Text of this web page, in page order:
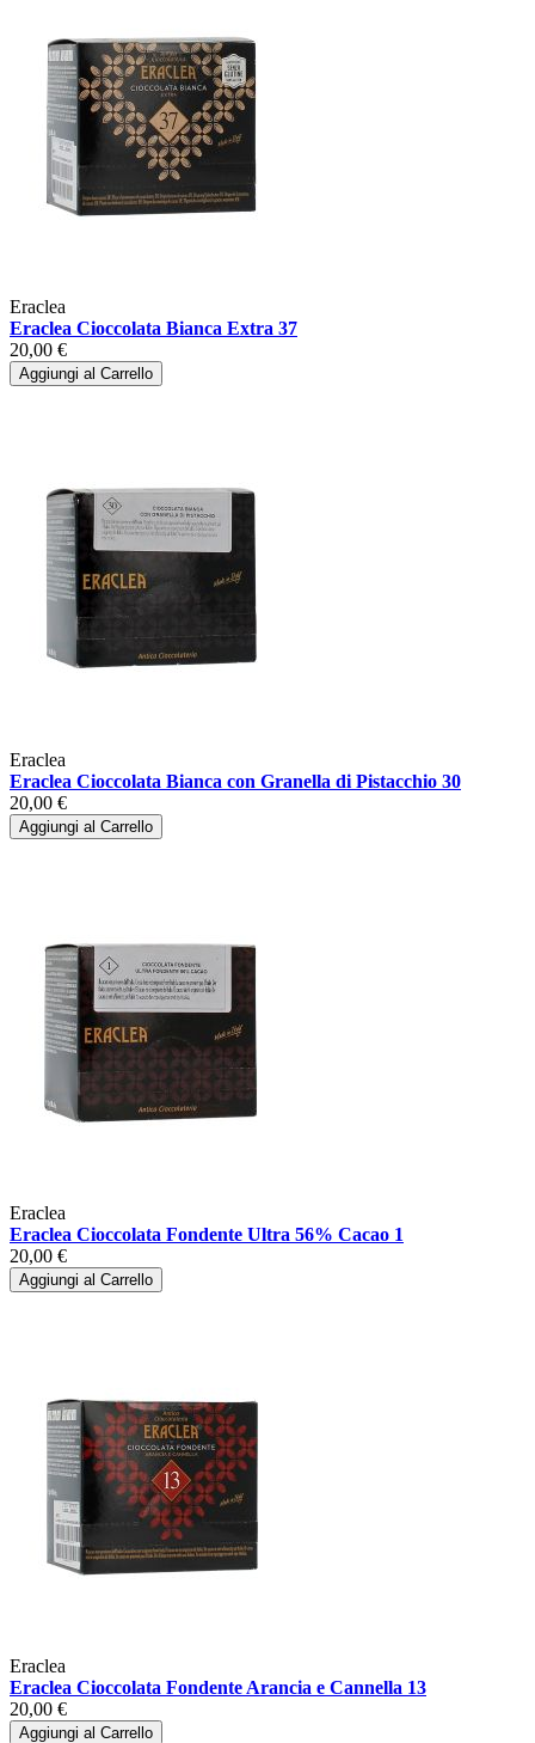
Eraclea
Eraclea Cioccolata Bianca Extra 37
20,00 €
Aggiungi al Carrello
Eraclea
Eraclea Cioccolata Bianca con Granella di Pistacchio 30
20,00 €
Aggiungi al Carrello
Eraclea
Eraclea Cioccolata Fondente Ultra 56% Cacao 1
20,00 €
Aggiungi al Carrello
Eraclea
Eraclea Cioccolata Fondente Arancia e Cannella 13
20,00 €
Aggiungi al Carrello